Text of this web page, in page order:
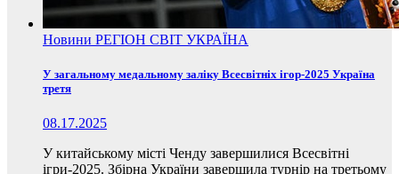
Новини РЕГІОН СВІТ УКРАЇНА
У загальному медальному заліку Всесвітніх ігор-2025 Україна
третя
08.17.2025
У китайському місті Ченду завершилися Всесвітні
ігри-2025. Збірна України завершила турнір на третьому